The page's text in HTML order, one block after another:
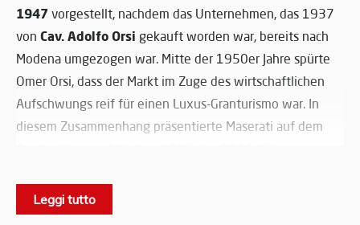
1947 vorgestellt, nachdem das Unternehmen, das 1937
von Cav. Adolfo Orsi gekauft worden war, bereits nach
Modena umgezogen war. Mitte der 1950er Jahre spürte
Omer Orsi, dass der Markt im Zuge des wirtschaftlichen
Aufschwungs reif für einen Luxus-Granturismo war. In
diesem Zusammenhang präsentierte Maserati auf dem
Carrozzeria Touring entworfen wurde und bis 1964
gebaut werden sollte: das erste Straßenfahrzeug, das in
Leggi tutto